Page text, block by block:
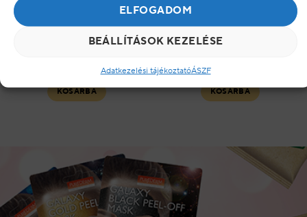
ELFOGADOM
BEÁLLÍTÁSOK KEZELÉSE
Adatkezelési tájékoztatóÁSZF
KOSÁRBA
Clarifying Toner
Tisztító toner 200ml
KOSÁRBA